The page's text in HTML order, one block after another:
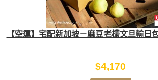
【空運】宅配新加坡－麻豆老欉文旦輸日
$4,170